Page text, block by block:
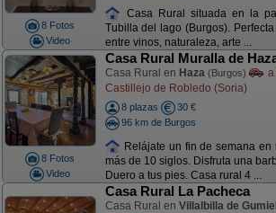
8 Fotos
Video
Casa Rural situada en la
Tubilla del lago (Burgos).
entre vinos, naturaleza, arte ...
8 Fotos
Video
Casa Rural Muralla de
Casa Rural en Haza (Burgos) a
Castillejo de Robledo (Soria)
8 plazas
30 €
96 km de Burgos
Relájate un fin de semana en
más de 10 siglos. Disfruta una
Duero a tus pies. Casa rural 4 ...
Casa Rural La Pacheca
Casa Rural en Villalbilla de Gumiel